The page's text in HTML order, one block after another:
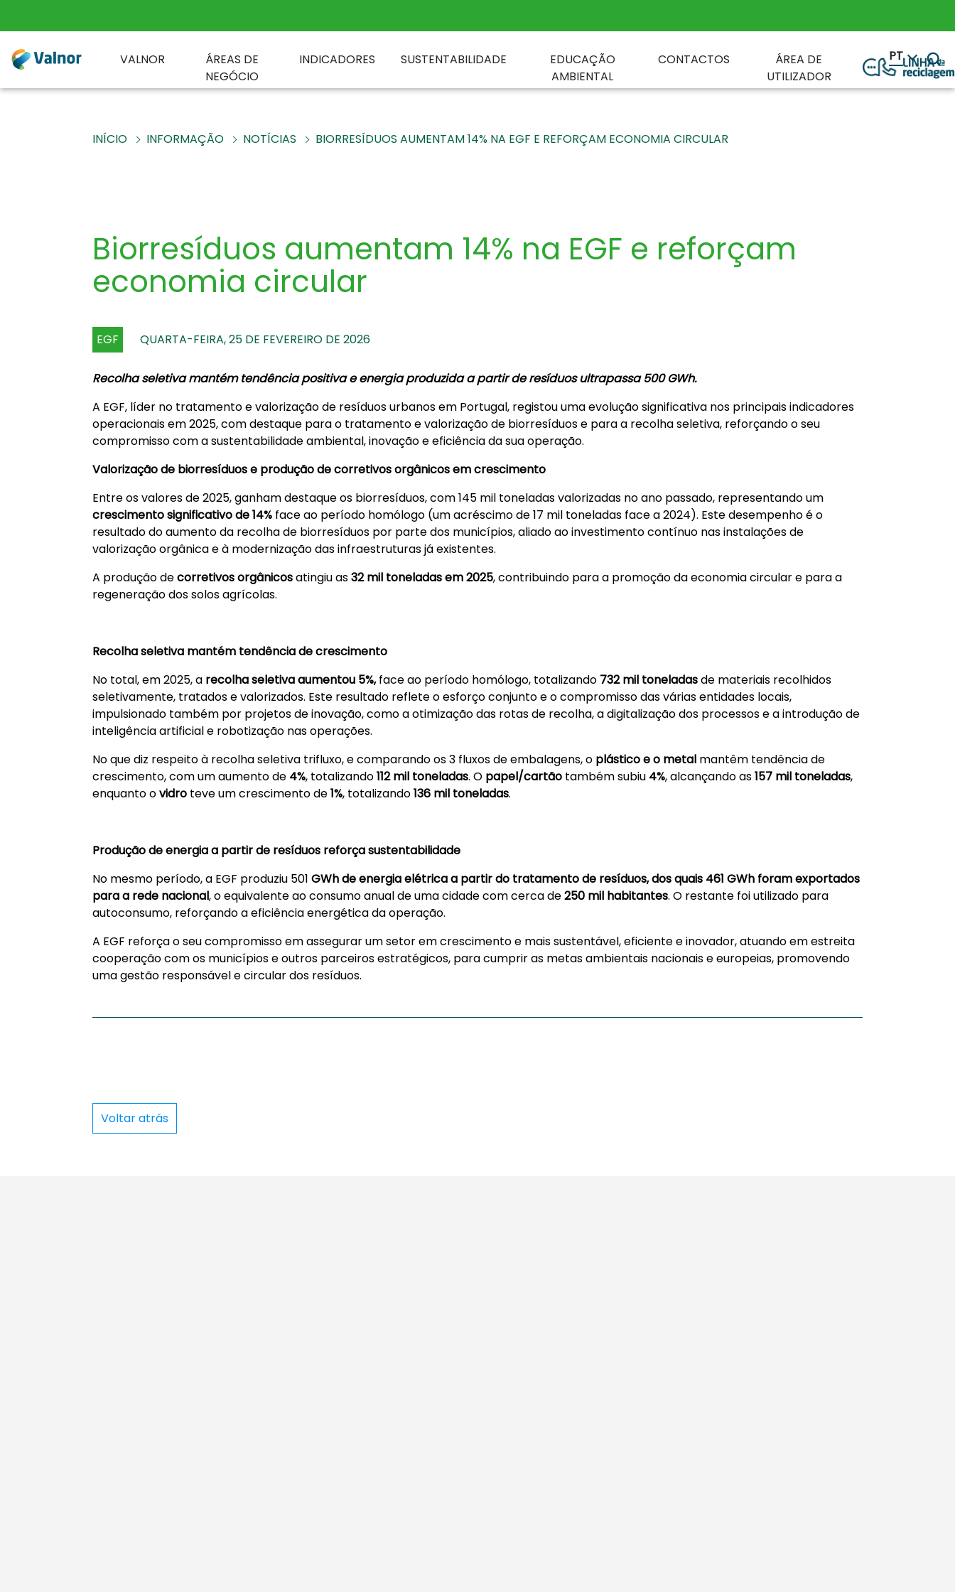
VALNOR
ÁREAS DE
NEGÓCIO
INDICADORES SUSTENTABILIDADE
EDUCAÇÃO
AMBIENTAL
CONTACTOS
ÁREA DE
UTILIZADOR
PT
INÍCIO INFORMAÇÃO NOTÍCIAS BIORRESÍDUOS AUMENTAM 14% NA EGF E REFORÇAM ECONOMIA CIRCULAR
Biorresíduos aumentam 14% na EGF e reforçam
economia circular
EGF QUARTA-FEIRA, 25 DE FEVEREIRO DE 2026
Recolha seletiva mantém tendência positiva e energia produzida a partir de resíduos ultrapassa 500 GWh.
A EGF, líder no tratamento e valorização de resíduos urbanos em Portugal, registou uma evolução significativa nos principais indicadores
operacionais em 2025, com destaque para o tratamento e valorização de biorresíduos e para a recolha seletiva, reforçando o seu
compromisso com a sustentabilidade ambiental, inovação e eficiência da sua operação.
Valorização de biorresíduos e produção de corretivos orgânicos em crescimento
Entre os valores de 2025, ganham destaque os biorresíduos, com 145 mil toneladas valorizadas no ano passado, representando um
crescimento significativo de14% face ao período homólogo (um acréscimo de 17 mil toneladas face a 2024). Este desempenho é o
resultado do aumento da recolha de biorresíduos por parte dos municípios, aliado ao investimento contínuo nas instalações de
valorização orgânica e à modernização das infraestruturas já existentes.
A produção decorretivos orgânicosatingiu as32 mil toneladas em 2025, contribuindo para a promoção da economia circular e para a
regeneração dos solos agrícolas.
Recolha seletiva mantém tendência de crescimento
No total, em 2025, a recolha seletiva aumentou 5%,face ao período homólogo, totalizando 732 mil toneladasde materiais recolhidos
seletivamente, tratados e valorizados. Este resultado reflete o esforço conjunto e o compromisso das várias entidades locais,
impulsionado também por projetos de inovação, como a otimização das rotas de recolha, a digitalização dos processos e a introdução de
inteligência artificial e robotização nas operações.
No que diz respeito à recolha seletiva trifluxo, e comparando os 3 fluxos de embalagens, o plástico e o metal mantêm tendência de
crescimento, com um aumento de 4%, totalizando112 mil toneladas. O papel/cartão também subiu 4%, alcançando as157 mil toneladas,
enquanto ovidro teve um crescimento de1%, totalizando136 mil toneladas.
Produção de energia a partir de resíduos reforça sustentabilidade
No mesmo período, a EGF produziu 501 GWh de energia elétrica a partir do tratamento de resíduos, dos quais 461 GWh foram exportados
para a rede nacional, o equivalente ao consumo anual de uma cidade com cerca de250 mil habitantes. O restante foi utilizado para
autoconsumo, reforçando a eficiência energética da operação.
A EGF reforça o seu compromisso em assegurar um setor em crescimento e mais sustentável, eficiente e inovador, atuando em estreita
cooperação com os municípios e outros parceiros estratégicos, para cumprir as metas ambientais nacionais e europeias, promovendo
uma gestão responsável e circular dos resíduos.
Voltar atrás